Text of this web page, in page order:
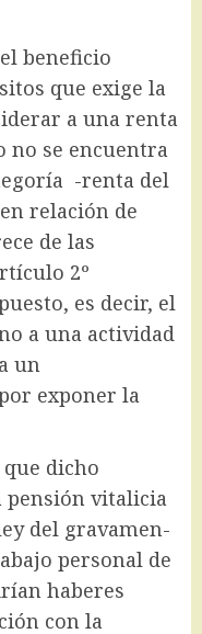
beneficio
que exige la
a una renta
no se encuentra
-renta del
relación de
de las
2º
es decir, el
a una actividad
un
exponer la
dicho
pensión vitalicia
del gravamen-
personal de
haberes
con la